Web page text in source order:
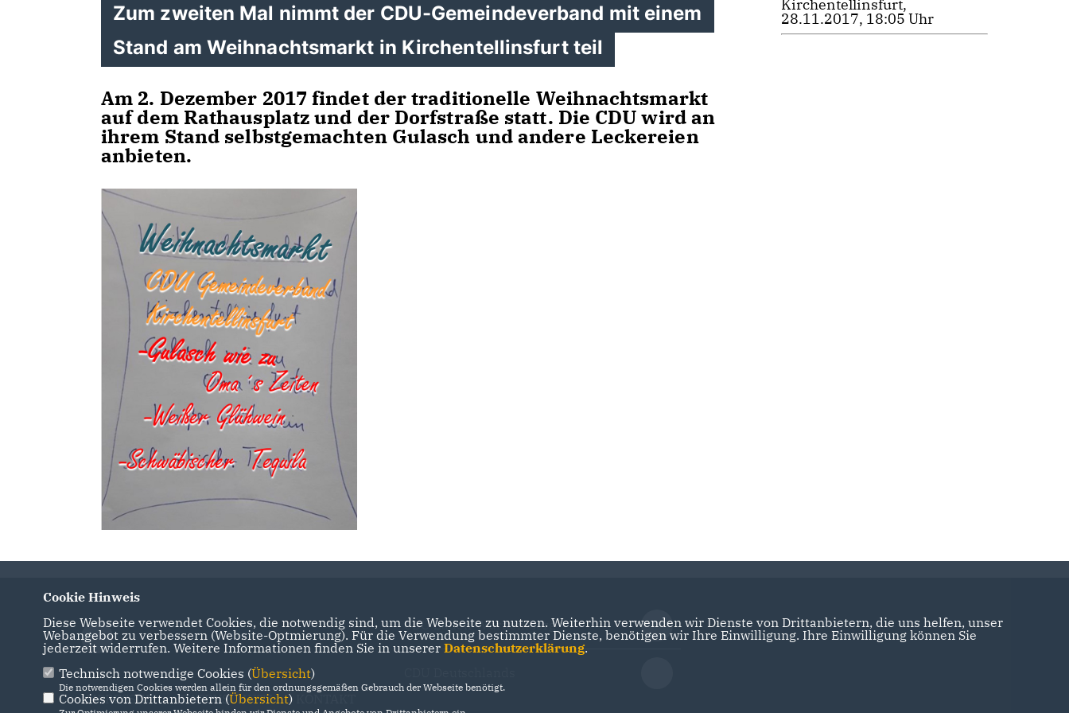
Zum zweiten Mal nimmt der CDU-Gemeindeverband mit einem
Stand am Weihnachtsmarkt in Kirchentellinsfurt teil
Am 2. Dezember 2017 findet der traditionelle Weihnachtsmarkt
auf dem Rathausplatz und der Dorfstraße statt. Die CDU wird an
ihrem Stand selbstgemachten Gulasch und andere Leckereien
anbieten.
Kirchentellinsfurt,
28.11.2017, 18:05 Uhr
IMPRESSUM DATENSCHUTZ
CDU Baden-Württemberg
Cookie Hinweis
Diese Webseite verwendet Cookies, die notwendig sind, um die Webseite zu nutzen. Weiterhin verwenden wir Dienste von Drittanbietern, die uns helfen, unser
Webangebot zu verbessern (Website-Optmierung). Für die Verwendung bestimmter Dienste, benötigen wir Ihre Einwilligung. Ihre Einwilligung können Sie
jederzeit widerrufen. Weitere Informationen finden Sie in unserer Datenschutzerklärung.
Technisch notwendige Cookies (Übersicht)
Die notwendigen Cookies werden allein für den ordnungsgemäßen Gebrauch der Webseite benötigt.
Cookies von Drittanbietern (Übersicht)